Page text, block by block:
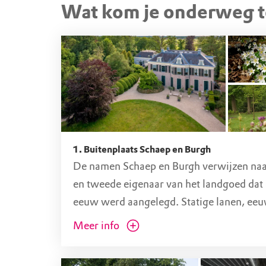
Ankeveensepad, 's-
Ankeveensepad 2, 1243 HX 's-Graveland
Wat kom je onderweg
1. Buitenplaats Schaep en Burgh
De namen Schaep en Burgh verwijzen
en tweede eigenaar van het landgoed
eeuw werd aangelegd. Statige lanen,
gebouwen en idyllische waterpartijen.
Meer info